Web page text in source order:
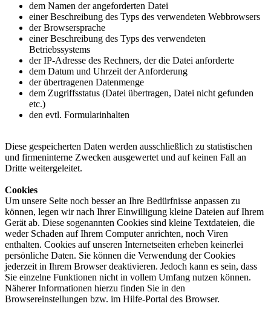
dem Namen der angeforderten Datei
einer Beschreibung des Typs des verwendeten Webbrowsers
der Browsersprache
einer Beschreibung des Typs des verwendeten
Betriebssystems
der IP-Adresse des Rechners, der die Datei anforderte
dem Datum und Uhrzeit der Anforderung
der übertragenen Datenmenge
dem Zugriffsstatus (Datei übertragen, Datei nicht gefunden
etc.)
den evtl. Formularinhalten
Diese gespeicherten Daten werden ausschließlich zu statistischen
und firmeninterne Zwecken ausgewertet und auf keinen Fall an
Dritte weitergeleitet.
Cookies
Um unsere Seite noch besser an Ihre Bedürfnisse anpassen zu
können, legen wir nach Ihrer Einwilligung kleine Dateien auf Ihrem
Gerät ab. Diese sogenannten Cookies sind kleine Textdateien, die
weder Schaden auf Ihrem Computer anrichten, noch Viren
enthalten. Cookies auf unseren Internetseiten erheben keinerlei
persönliche Daten. Sie können die Verwendung der Cookies
jederzeit in Ihrem Browser deaktivieren. Jedoch kann es sein, dass
Sie einzelne Funktionen nicht in vollem Umfang nutzen können.
Näherer Informationen hierzu finden Sie in den
Browsereinstellungen bzw. im Hilfe-Portal des Browser.